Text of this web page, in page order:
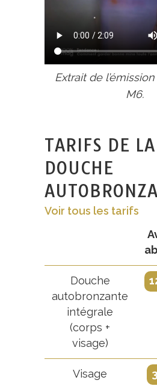
Extrait de l’émission
M6.
TARIFS DE LA
DOUCHE
Voir tous les tarifs
Douche
autobronzante
intégrale
(corps +
visage)
Visage